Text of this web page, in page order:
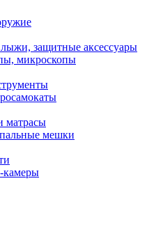
защитные аксессуары
микроскопы
матрасы
мешки
камеры